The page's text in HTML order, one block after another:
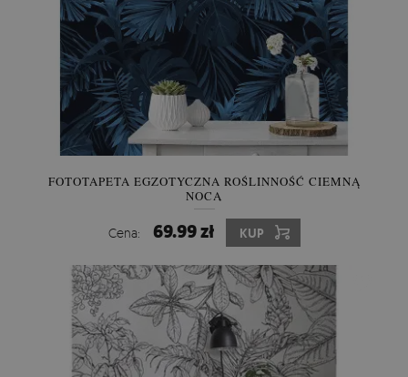
FOTOTAPETA EGZOTYCZNA ROŚLINNOŚĆ CIEMNĄ
NOCĄ
Cena: 69.99 zł KUP